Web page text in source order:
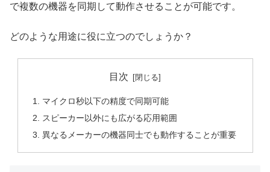
で複数の機器を同期して動作させることが可能です。
どのような用途に役に立つのでしょうか？
目次
マイクロ秒以下の精度で同期可能
スピーカー以外にも広がる応用範囲
異なるメーカーの機器同士でも動作することが重要